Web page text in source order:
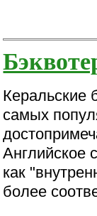
Керальские
самых
Английское
как
более